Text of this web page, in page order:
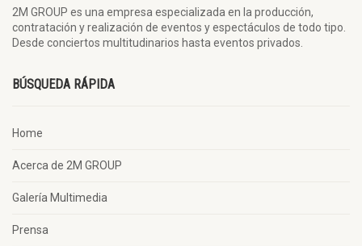
2M GROUP es una empresa especializada en la producción,
contratación y realización de eventos y espectáculos de todo tipo.
Desde conciertos multitudinarios hasta eventos privados.
BÚSQUEDA RÁPIDA
Home
Acerca de 2M GROUP
Galería Multimedia
Prensa